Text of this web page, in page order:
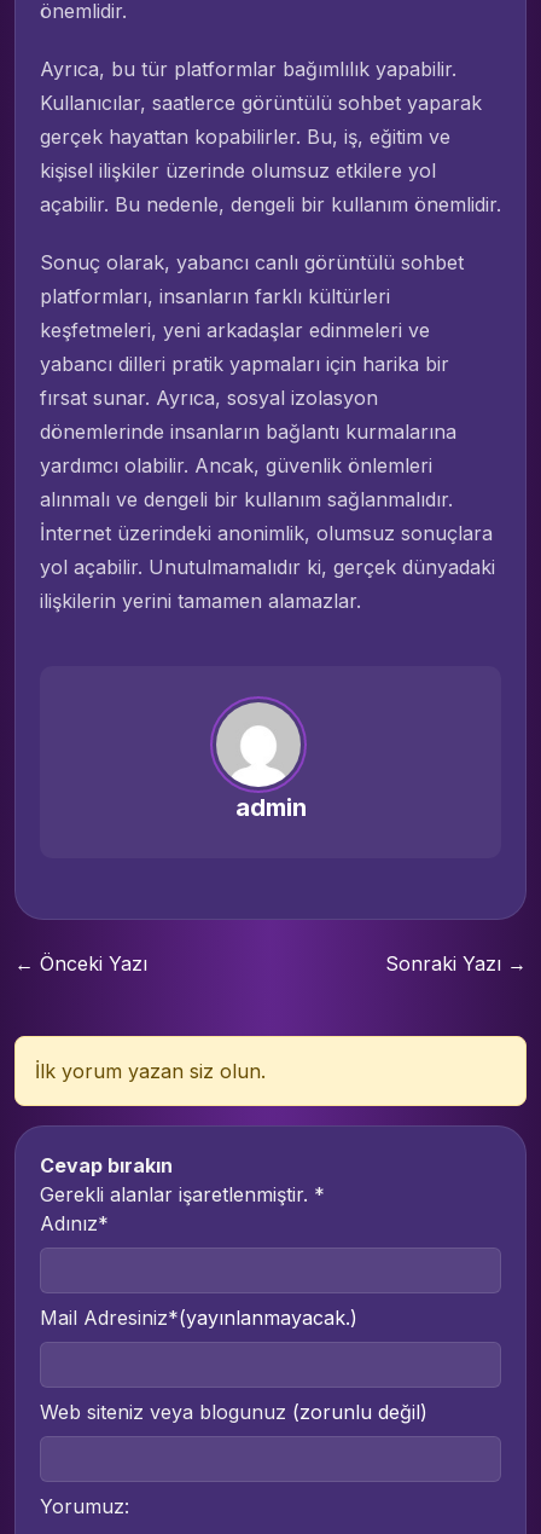
önemlidir.
Ayrıca, bu tür platformlar bağımlılık yapabilir.
Kullanıcılar, saatlerce görüntülü sohbet yaparak
gerçek hayattan kopabilirler. Bu, iş, eğitim ve
kişisel ilişkiler üzerinde olumsuz etkilere yol
açabilir. Bu nedenle, dengeli bir kullanım önemlidir.
Sonuç olarak, yabancı canlı görüntülü sohbet
platformları, insanların farklı kültürleri
keşfetmeleri, yeni arkadaşlar edinmeleri ve
yabancı dilleri pratik yapmaları için harika bir
fırsat sunar. Ayrıca, sosyal izolasyon
dönemlerinde insanların bağlantı kurmalarına
yardımcı olabilir. Ancak, güvenlik önlemleri
alınmalı ve dengeli bir kullanım sağlanmalıdır.
İnternet üzerindeki anonimlik, olumsuz sonuçlara
yol açabilir. Unutulmamalıdır ki, gerçek dünyadaki
ilişkilerin yerini tamamen alamazlar.
admin
← Önceki Yazı Sonraki Yazı →
İlk yorum yazan siz olun.
Cevap bırakın
Gerekli alanlar işaretlenmiştir. *
Adınız*
Mail Adresiniz*(yayınlanmayacak.)
Web siteniz veya blogunuz (zorunlu değil)
Yorumuz: